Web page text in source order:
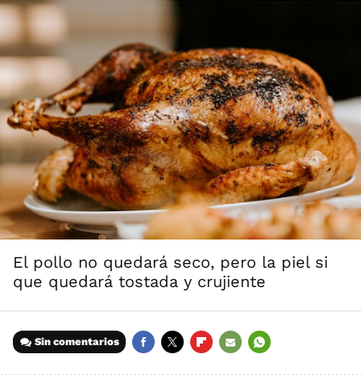
El pollo no quedará seco, pero la piel si
que quedará tostada y crujiente
Sin comentarios